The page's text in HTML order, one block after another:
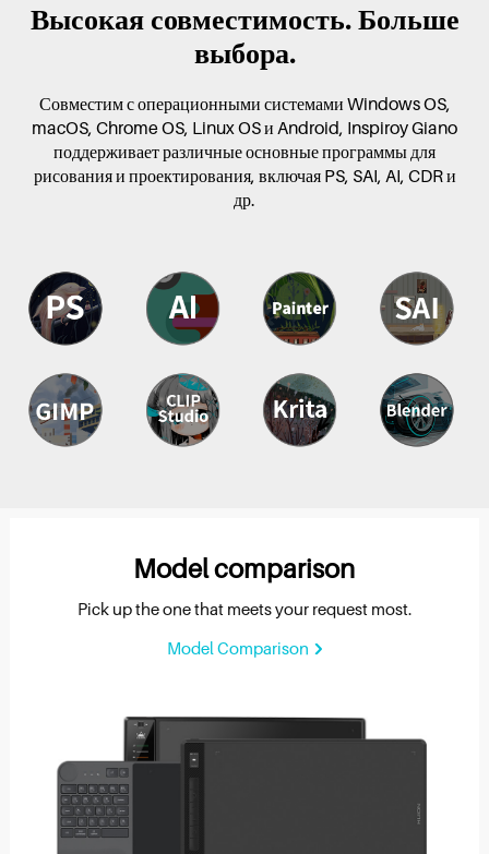
Высокая совместимость. Больше
выбора.
Совместим с операционными системами Windows OS,
macOS, Chrome OS, Linux OS и Android, Inspiroy Giano
поддерживает различные основные программы для
рисования и проектирования, включая PS, SAI, AI, CDR и
др.
Model comparison
Pick up the one that meets your request most.
Model Comparison